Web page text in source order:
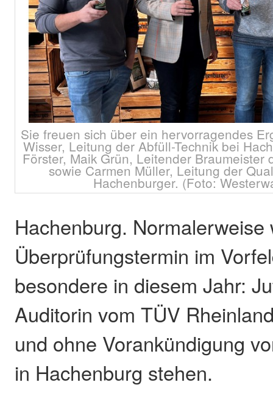
Sie freuen sich über ein hervorragendes
Wisser, Leitung der Abfüll-Technik bei
Förster, Maik Grün, Leitender Braumeister
sowie Carmen Müller, Leitung der
Hachenburger. (Foto:
Hachenburg. Normalerweise
Überprüfungstermin im
besondere in diesem Jahr:
Auditorin vom TÜV
und ohne Vorankündigung
in Hachenburg stehen.